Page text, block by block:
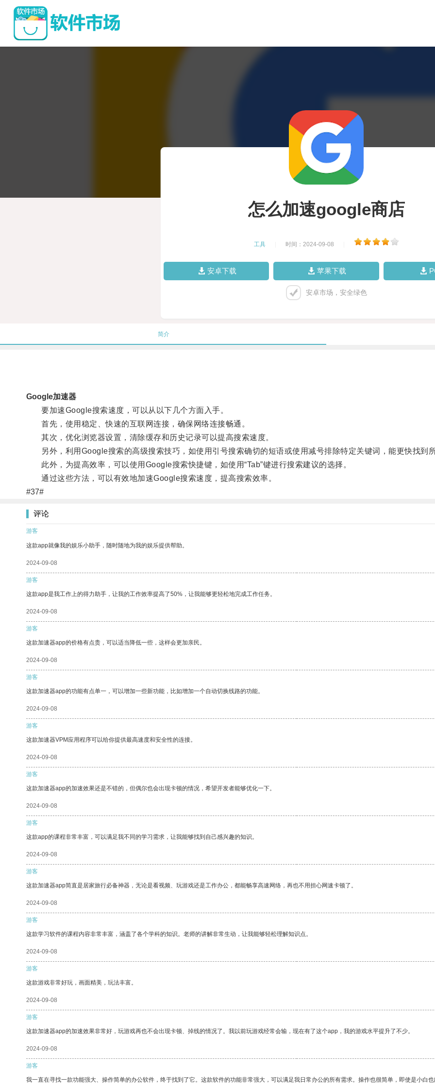
怎么加速google商店
工具 时间：2024-09-08
安卓下载 苹果下载
安卓市场，安全绿色
简介
Google加速器
要加速Google搜索速度，可以从以下几个方面入手。
首先，使用稳定、快速的互联网连接，确保网络连接畅通。
其次，优化浏览器设置，清除缓存和历史记录可以提高搜索速度。
另外，利用Google搜索的高级搜索技巧，如使用引号搜索确切的短语或使用减号排除特定关键词，能更快找到所
此外，为提高效率，可以使用Google搜索快捷键，如使用“Tab”键进行搜索建议的选择。
通过这些方法，可以有效地加速Google搜索速度，提高搜索效率。
#37#
评论
游客
这款app就像我的娱乐小助手，随时随地为我的娱乐提供帮助。
2024-09-08
游客
这款app是我工作上的得力助手，让我的工作效率提高了50%，让我能够更轻松地完成工作任务。
2024-09-08
游客
这款加速器app的价格有点贵，可以适当降低一些，这样会更加亲民。
2024-09-08
游客
这款加速器app的功能有点单一，可以增加一些新功能，比如增加一个自动切换线路的功能。
2024-09-08
游客
这款加速器VPM应用程序可以给你提供最高速度和安全性的连接。
2024-09-08
游客
这款加速器app的加速效果还是不错的，但偶尔也会出现卡顿的情况，希望开发者能够优化一下。
2024-09-08
游客
这款app的课程非常丰富，可以满足我不同的学习需求，让我能够找到自己感兴趣的知识。
2024-09-08
游客
这款加速器app简直是居家旅行必备神器，无论是看视频、玩游戏还是工作办公，都能畅享高速网络，再也不用担心网速卡顿了。
2024-09-08
游客
这款学习软件的课程内容非常丰富，涵盖了各个学科的知识。老师的讲解非常生动，让我能够轻松理解知识点。
2024-09-08
游客
这款游戏非常好玩，画面精美，玩法丰富。
2024-09-08
游客
这款加速器app的加速效果非常好，玩游戏再也不会出现卡顿、掉线的情况了。我以前玩游戏经常会输，现在有了这个app，我的游戏水平提升了不少。
2024-09-08
游客
我一直在寻找一款功能强大、操作简单的办公软件，终于找到了它。这款软件的功能非常强大，可以满足我日常办公的所有需求。操作也很简单，即使是小白也